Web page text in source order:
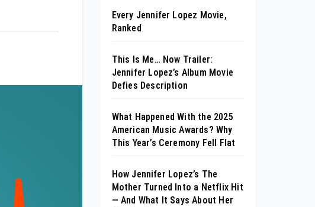
Every Jennifer Lopez Movie,
Ranked
This Is Me… Now Trailer:
Jennifer Lopez’s Album Movie
Defies Description
What Happened With the 2025
American Music Awards? Why
This Year’s Ceremony Fell Flat
How Jennifer Lopez’s The
Mother Turned Into a Netflix Hit
— And What It Says About Her